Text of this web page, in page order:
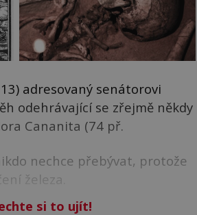
adresovaný senátorovi
odehrávající se zřejmě někdy
Cananita (74 př.
nechce přebývat, protože
železa.
si to ujít!